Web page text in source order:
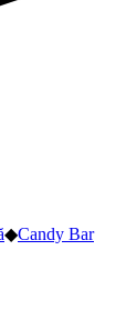
◆Candy Bar